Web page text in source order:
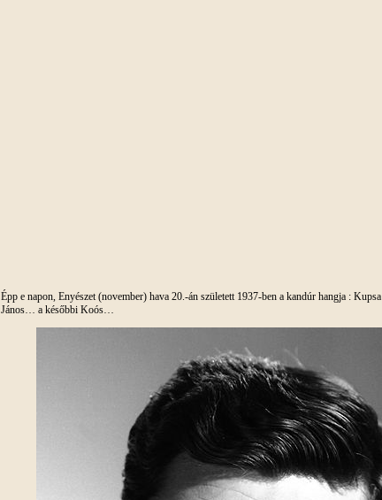
Épp e napon, Enyészet (november) hava 20.-án született 1937-ben a kandúr hangja : Kupsa
János… a későbbi Koós…